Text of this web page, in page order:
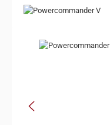
Bildergalerie überspringen